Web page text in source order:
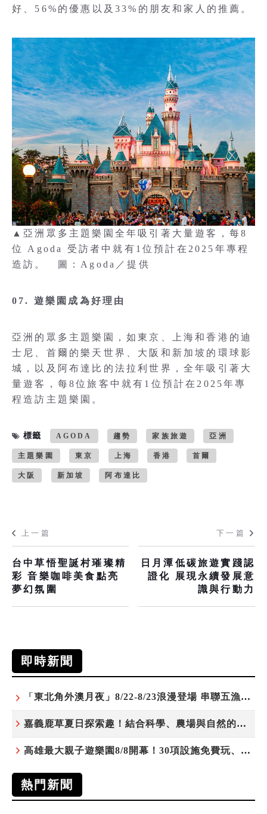
好、56%的優惠以及33%的朋友和家人的推薦。
▲亞洲眾多主題樂園全年吸引著大量遊客，每8
位 Agoda 受訪者中就有1位預計在2025年專程
造訪。 圖：Agoda／提供
07. 遊樂園成為好理由
亞洲的眾多主題樂園，如東京、上海和香港的迪
士尼、首爾的樂天世界、大阪和新加坡的環球影
城，以及阿布達比的法拉利世界，全年吸引著大
量遊客，每8位旅客中就有1位預計在2025年專
程造訪主題樂園。
標籤 AGODA 趨勢 家族旅遊 亞洲
主題樂園 東京 上海 香港 首爾
大阪 新加坡 阿布達比
上一篇
台中草悟聖誕村璀璨精
彩 音樂咖啡美食點亮
夢幻氛圍
下一篇
日月潭低碳旅遊實踐認
證化 展現永續發展意
識與行動力
即時新聞
「東北角外澳月夜」8/22-8/23浪漫登場 串聯五漁村、音樂、市集、火舞與慢旅共度夏夜
嘉義鹿草夏日探索趣！結合科學、農場與自然的親子小旅行
高雄最大親子遊樂園8/8開幕！30項設施免費玩、YOYO家族嗨翻暑假
熱門新聞